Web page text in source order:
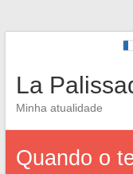
La
Minha atualidade
Quando o